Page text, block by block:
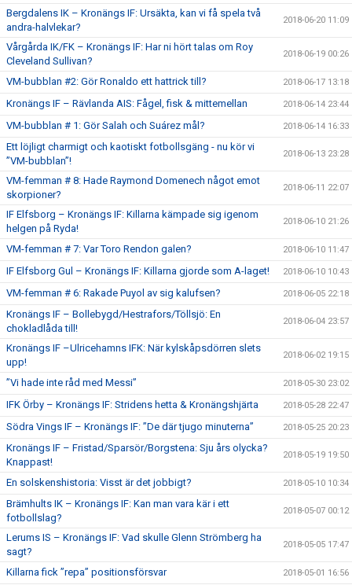
Bergdalens IK – Kronängs IF: Ursäkta, kan vi få spela två
andra-halvlekar?
2018-06-20 11:09
Vårgårda IK/FK – Kronängs IF: Har ni hört talas om Roy
Cleveland Sullivan?
2018-06-19 00:26
VM-bubblan #2: Gör Ronaldo ett hattrick till? 2018-06-17 13:18
Kronängs IF – Rävlanda AIS: Fågel, fisk & mittemellan 2018-06-14 23:44
VM-bubblan # 1: Gör Salah och Suárez mål? 2018-06-14 16:33
Ett löjligt charmigt och kaotiskt fotbollsgäng - nu kör vi
”VM-bubblan”!
2018-06-13 23:28
VM-femman # 8: Hade Raymond Domenech något emot
skorpioner?
2018-06-11 22:07
IF Elfsborg – Kronängs IF: Killarna kämpade sig igenom
helgen på Ryda!
2018-06-10 21:26
VM-femman # 7: Var Toro Rendon galen? 2018-06-10 11:47
IF Elfsborg Gul – Kronängs IF: Killarna gjorde som A-laget! 2018-06-10 10:43
VM-femman # 6: Rakade Puyol av sig kalufsen? 2018-06-05 22:18
Kronängs IF – Bollebygd/Hestrafors/Töllsjö: En
chokladlåda till!
2018-06-04 23:57
Kronängs IF –Ulricehamns IFK: När kylskåpsdörren slets
upp!
2018-06-02 19:15
”Vi hade inte råd med Messi” 2018-05-30 23:02
IFK Örby – Kronängs IF: Stridens hetta & Kronängshjärta 2018-05-28 22:47
Södra Vings IF – Kronängs IF: ”De där tjugo minuterna” 2018-05-25 20:23
Kronängs IF – Fristad/Sparsör/Borgstena: Sju års olycka?
Knappast!
2018-05-19 19:50
En solskenshistoria: Visst är det jobbigt? 2018-05-10 10:34
Brämhults IK – Kronängs IF: Kan man vara kär i ett
fotbollslag?
2018-05-07 00:12
Lerums IS – Kronängs IF: Vad skulle Glenn Strömberg ha
sagt?
2018-05-05 17:47
Killarna fick ”repa” positionsförsvar 2018-05-01 16:56